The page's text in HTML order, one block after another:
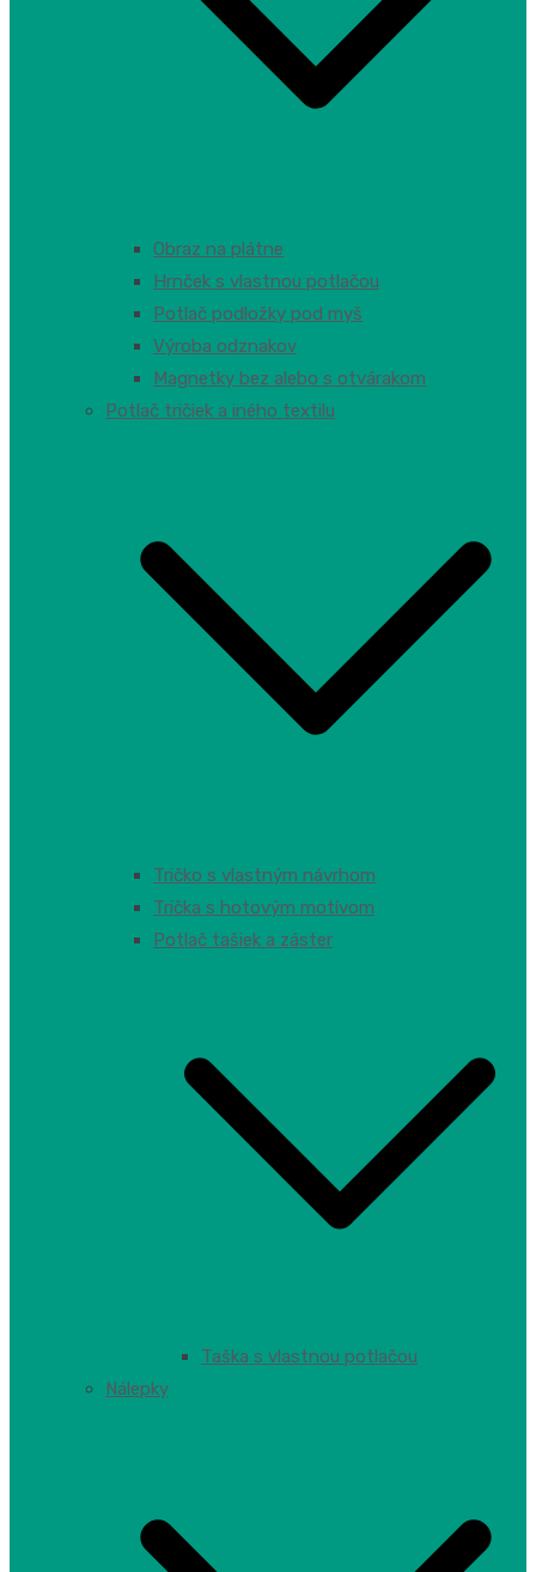
Obraz na plátne
Hrnček s vlastnou potlačou
Potlač podložky pod myš
Výroba odznakov
Magnetky bez alebo s otvárakom
Potlač tričiek a iného textilu
Tričko s vlastným návrhom
Trička s hotovým motívom
Potlač tašiek a záster
Taška s vlastnou potlačou
Nálepky